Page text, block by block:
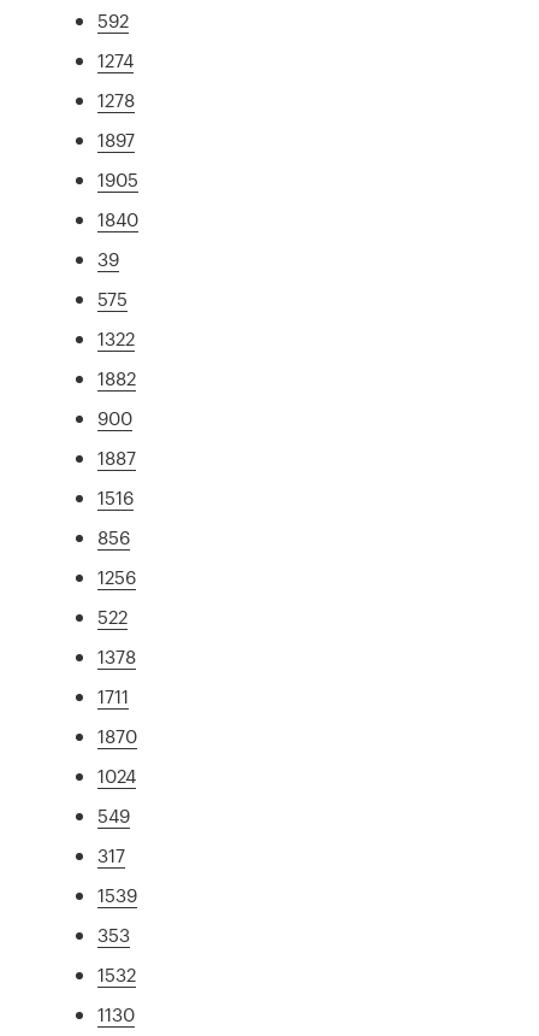
592
1274
1278
1897
1905
1840
39
575
1322
1882
900
1887
1516
856
1256
522
1378
1711
1870
1024
549
317
1539
353
1532
1130